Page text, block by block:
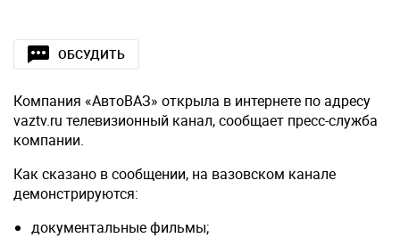
ОБСУДИТЬ
Компания «АвтоВАЗ» открыла в интернете по адресу
vaztv.ru телевизионный канал, сообщает пресс-служба
компании.
Как сказано в сообщении, на вазовском канале
демонстрируются:
документальные фильмы;